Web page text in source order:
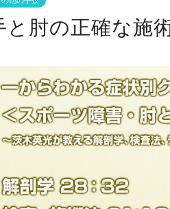
と肘の正確な施